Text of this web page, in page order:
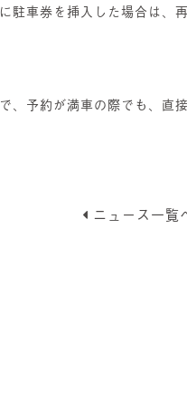
車券を挿入した場合は、
予約が満車の際でも、直
ニュース一覧